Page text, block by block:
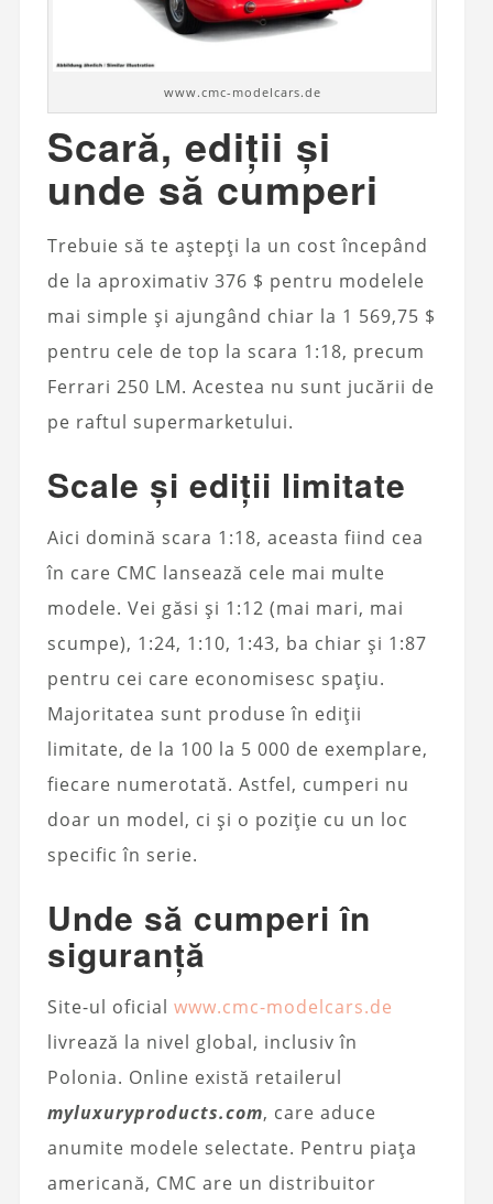
www.cmc-modelcars.de
Scară, ediții și
unde să cumperi
Trebuie să te aștepți la un cost începând
de la aproximativ 376 $ pentru modelele
mai simple și ajungând chiar la 1 569,75 $
pentru cele de top la scara 1:18, precum
Ferrari 250 LM. Acestea nu sunt jucării de
pe raftul supermarketului.
Scale și ediții limitate
Aici domină scara 1:18, aceasta fiind cea
în care CMC lansează cele mai multe
modele. Vei găsi și 1:12 (mai mari, mai
scumpe), 1:24, 1:10, 1:43, ba chiar și 1:87
pentru cei care economisesc spațiu.
Majoritatea sunt produse în ediții
limitate, de la 100 la 5 000 de exemplare,
fiecare numerotată. Astfel, cumperi nu
doar un model, ci și o poziție cu un loc
specific în serie.
Unde să cumperi în
siguranță
Site-ul oficial www.cmc-modelcars.de
livrează la nivel global, inclusiv în
Polonia. Online există retailerul
myluxuryproducts.com, care aduce
anumite modele selectate. Pentru piața
americană, CMC are un distribuitor